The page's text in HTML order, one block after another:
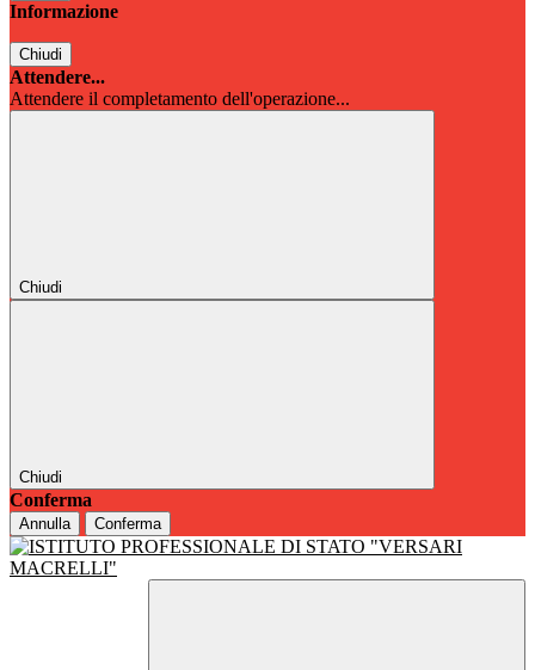
Informazione
Chiudi
Attendere...
Attendere il completamento dell'operazione...
Chiudi
Chiudi
Conferma
Annulla Conferma